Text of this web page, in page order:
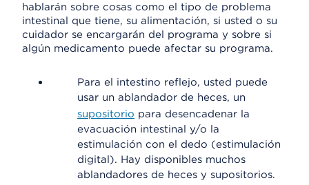
hablarán sobre cosas como el tipo de problema
intestinal que tiene, su alimentación, si usted o su
cuidador se encargarán del programa y sobre si
algún medicamento puede afectar su programa.
Para el intestino reflejo, usted puede
usar un ablandador de heces, un
supositorio para desencadenar la
evacuación intestinal y/o la
estimulación con el dedo (estimulación
digital). Hay disponibles muchos
ablandadores de heces y supositorios.